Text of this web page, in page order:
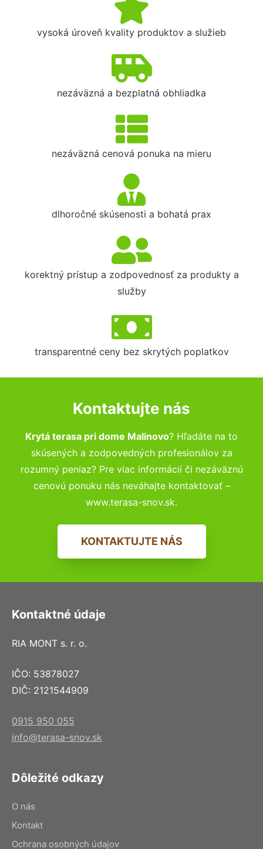
vysoká úroveň kvality produktov a služieb
nezáväzná a bezplatná obhliadka
nezáväzná cenová ponuka na mieru
dlhoročné skúsenosti a bohatá prax
korektný prístup a zodpovednosť za produkty a
služby
transparentné ceny bez skrytých poplatkov
Kontaktujte nás
Krytá terasa pri dome Malinovo? Hľadáte na to
skúsených a zodpovedných profesionálov za
rozumný peniaz? Pre viac informácií či nezáväznú
cenovú ponuku nás neváhajte kontaktovať –
www.terasa-snov.sk.
KONTAKTUJTE NÁS
Kontaktné údaje
RIA MONT s. r. o.
IČO: 53878027
DIČ: 2121544909
0915 950 055
info@terasa-snov.sk
Dôležité odkazy
O nás
Kontakt
Ochrana osobných údajov